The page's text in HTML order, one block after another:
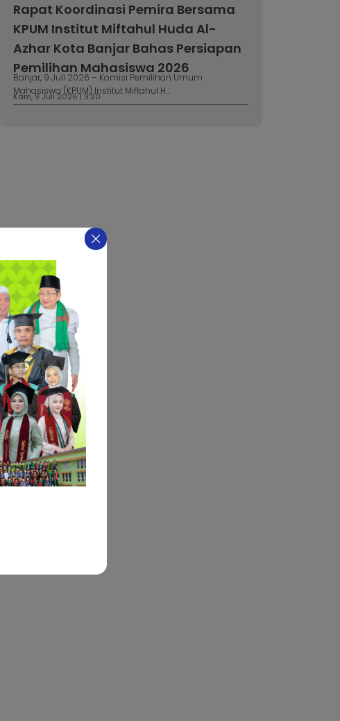
Rapat Koordinasi Pemira Bersama
KPUM Institut Miftahul Huda Al-
Azhar Kota Banjar Bahas Persiapan
Pemilihan Mahasiswa 2026
Banjar, 9 Juli 2026 – Komisi Pemilihan Umum
Mahasiswa (KPUM) Institut Miftahul H...
Kam, 9 Juli 2026 | 9:20